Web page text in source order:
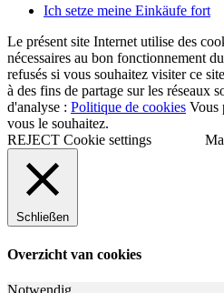
Ich setze meine Einkäufe fort
Le présent site Internet utilise des
nécessaires au bon fonctionnement
refusés si vous souhaitez visiter ce
à des fins de partage sur les réseaux
d'analyse : Politique de cookies Vous
vous le souhaitez.
REJECT Cookie settings
Schließen
Overzicht van cookies
Notwendig